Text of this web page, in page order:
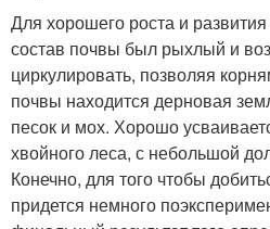
Для хорошего роста и
состав почвы был рыхлый и
циркулировать, позволяя
почвы находится дерновая
песок и мох. Хорошо
хвойного леса, с небольшой
Конечно, для того чтобы
придется немного